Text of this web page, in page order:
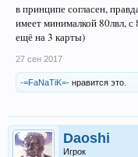
в принципе согласен,
имеет минималкой 80лвл,
ещё на 3 карты)
27 сен 2017
-=FaNaTiK=- нравится это.
Daoshi
Игрок